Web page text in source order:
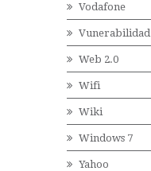
Vodafone
Vunerabilidad
Web 2.0
Wifi
Wiki
Windows 7
Yahoo